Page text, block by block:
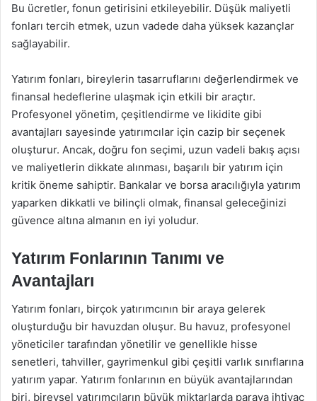
Bu ücretler, fonun getirisini etkileyebilir. Düşük maliyetli
fonları tercih etmek, uzun vadede daha yüksek kazançlar
sağlayabilir.
Yatırım fonları, bireylerin tasarruflarını değerlendirmek ve
finansal hedeflerine ulaşmak için etkili bir araçtır.
Profesyonel yönetim, çeşitlendirme ve likidite gibi
avantajları sayesinde yatırımcılar için cazip bir seçenek
oluşturur. Ancak, doğru fon seçimi, uzun vadeli bakış açısı
ve maliyetlerin dikkate alınması, başarılı bir yatırım için
kritik öneme sahiptir. Bankalar ve borsa aracılığıyla yatırım
yaparken dikkatli ve bilinçli olmak, finansal geleceğinizi
güvence altına almanın en iyi yoludur.
Yatırım Fonlarının Tanımı ve
Avantajları
Yatırım fonları, birçok yatırımcının bir araya gelerek
oluşturduğu bir havuzdan oluşur. Bu havuz, profesyonel
yöneticiler tarafından yönetilir ve genellikle hisse
senetleri, tahviller, gayrimenkul gibi çeşitli varlık sınıflarına
yatırım yapar. Yatırım fonlarının en büyük avantajlarından
biri, bireysel yatırımcıların büyük miktarlarda paraya ihtiyaç